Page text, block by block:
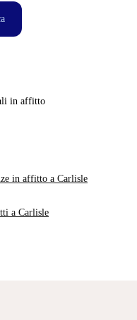
in affitto
in affitto a Carlisle
a Carlisle